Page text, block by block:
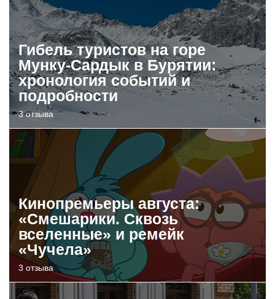
Гибель туристов на горе
Мунку-Сардык в Бурятии:
хронология событий и
подробности
3 отзыва
Кинопремьеры августа:
«Смешарики. Сквозь
вселенные» и ремейк
«Чучела»
3 отзыва